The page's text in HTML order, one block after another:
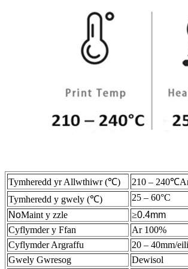
Tymheredd yr Allwthiwr (℃) 210 – 240℃
Tymheredd y gwely (℃)
25 – 60°C
NoMaint y zzle ≥0.4mm
Cyflymder y Ffan
Ar 100%
Cyflymder Argraffu
20 – 40mm/
Gwely Gwresog
Dewisol